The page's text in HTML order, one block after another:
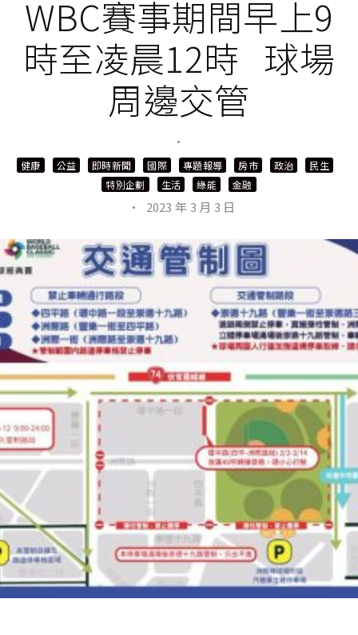
WBC賽事期間早上9
時至凌晨12時 球場
周邊交管
·
健康 公益 即時新聞 國際 專題報導 房市 政治
民生
特別企劃
生活 綠能 金融
· 2023 年 3 月 3 日